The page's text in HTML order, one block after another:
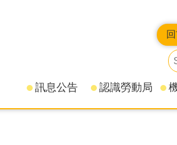
訊息公告 認識勞動局